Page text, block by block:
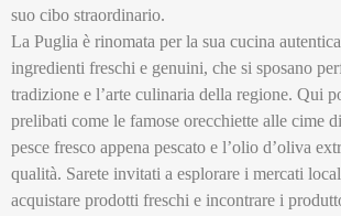
suo cibo straordinario.
La Puglia è rinomata per la sua cucina
ingredienti freschi e genuini, che si sposano
tradizione e l’arte culinaria della regione. Qui
prelibati come le famose orecchiette alle cime
pesce fresco appena pescato e l’olio d’oliva
qualità. Sarete invitati a esplorare i mercati
acquistare prodotti freschi e incontrare i